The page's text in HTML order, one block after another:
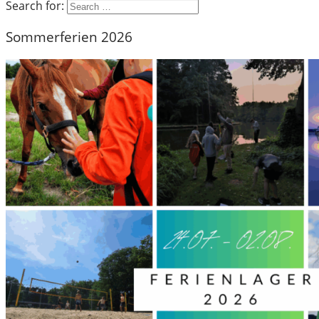
Search for:
Sommerferien 2026